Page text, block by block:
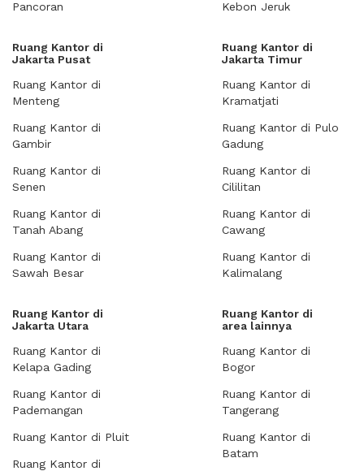
Pancoran
Kebon Jeruk
Ruang Kantor di
Jakarta Pusat
Ruang Kantor di
Menteng
Ruang Kantor di
Gambir
Ruang Kantor di
Senen
Ruang Kantor di
Tanah Abang
Ruang Kantor di
Sawah Besar
Ruang Kantor di
Jakarta Timur
Ruang Kantor di
Kramatjati
Ruang Kantor di Pulo
Gadung
Ruang Kantor di
Cililitan
Ruang Kantor di
Cawang
Ruang Kantor di
Kalimalang
Ruang Kantor di
Jakarta Utara
Ruang Kantor di
Kelapa Gading
Ruang Kantor di
Pademangan
Ruang Kantor di Pluit
Ruang Kantor di
Ruang Kantor di
area lainnya
Ruang Kantor di
Bogor
Ruang Kantor di
Tangerang
Ruang Kantor di
Batam